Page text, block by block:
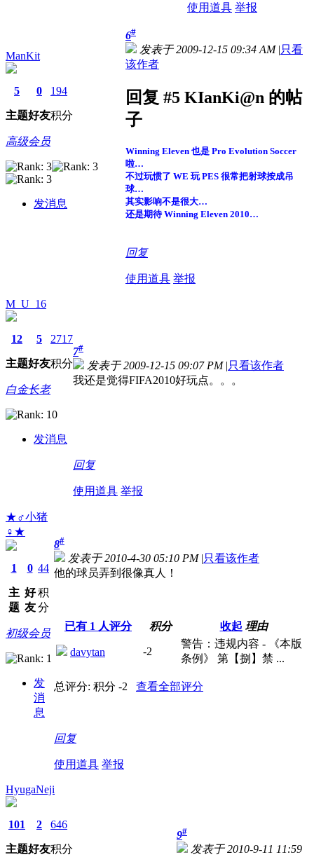
使用道具 举报
ManKit
5
主题
0
好友
194
积分
高级会员
发消息
6#
发表于 2009-12-15 09:34 AM |只看
该作者
回复 #5 KIanKi@n 的帖
子
Winning Eleven 也是 Pro Evolution Soccer
啦…
不过玩惯了 WE 玩 PES 很常把射球按成吊
球…
其实影响不是很大…
还是期待 Winning Eleven 2010…
回复
使用道具 举报
M_U_16
12
主题
5
好友
2717
积分
白金长老
发消息
7#
发表于 2009-12-15 09:07 PM |只看该作者
我还是觉得FIFA2010好玩点。。。
回复
使用道具 举报
★♂小猪
♀★
1
主
题
0
好
友
44
积
分
初级会员
发
消
息
8#
发表于 2010-4-30 05:10 PM |只看该作者
他的球员弄到很像真人！
已有 1 人评分 积分 收起 理由
davytan -2
警告：违规内容 - 《本版
条例》 第【捌】禁 ...
总评分: 积分 -2 查看全部评分
回复
使用道具 举报
HyugaNeji
101
主题
2
好友
646
积分
9#
发表于 2010-9-11 11:59